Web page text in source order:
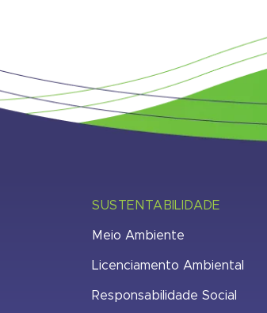
SUSTENTABILIDADE
Meio Ambiente
Licenciamento Ambiental
Responsabilidade Social